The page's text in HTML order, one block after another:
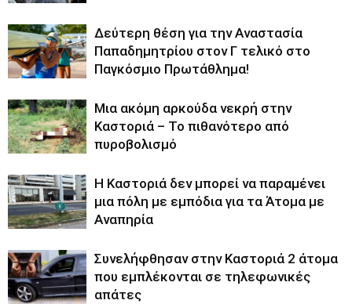
Δεύτερη θέση για την Αναστασία
Παπαδημητρίου στον Γ τελικό στο
Παγκόσμιο Πρωτάθλημα!
Μια ακόμη αρκούδα νεκρή στην
Καστοριά – Το πιθανότερο από
πυροβολισμό
Η Καστοριά δεν μπορεί να παραμένει
μια πόλη με εμπόδια για τα Άτομα με
Αναπηρία
Συνελήφθησαν στην Καστοριά 2 άτομα
που εμπλέκονται σε τηλεφωνικές
απάτες